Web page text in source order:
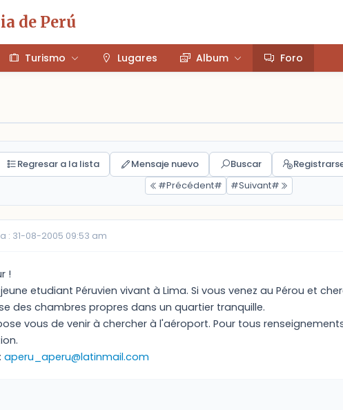
de Perú
Turismo Lugares Album Foro
Regresar a la lista Mensaje nuevo Buscar
#Précédent#
#Suivant#
: 31-08-2005 09:53 am
!
etudiant Péruvien vivant à Lima. Si vous venez au Pérou et
des chambres propres dans un quartier tranquille.
vous de venir à chercher à l'aéroport. Pour tous
aperu_aperu@latinmail.com